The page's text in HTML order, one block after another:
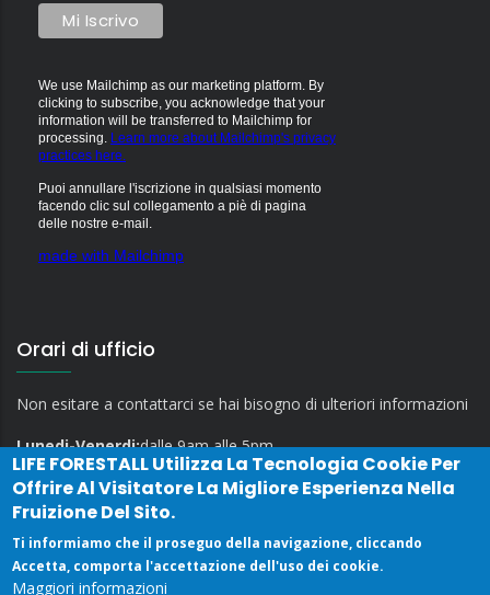
We use Mailchimp as our marketing platform. By
clicking to subscribe, you acknowledge that your
information will be transferred to Mailchimp for
processing. Learn more about Mailchimp's privacy
practices here.
Puoi annullare l'iscrizione in qualsiasi momento
facendo clic sul collegamento a piè di pagina
delle nostre e-mail.
made with Mailchimp
Orari di ufficio
Non esitare a contattarci se hai bisogno di ulteriori informazioni
Lunedi-Venerdi:dalle 9am alle 5pm
LIFE FORESTALLUtilizza La Tecnologia Cookie Per
Offrire Al Visitatore La Migliore Esperienza Nella
Fruizione Del Sito.
Ti informiamo che il proseguo della navigazione, cliccando
Accetta, comporta l'accettazione dell'uso dei cookie.
Maggiori informazioni